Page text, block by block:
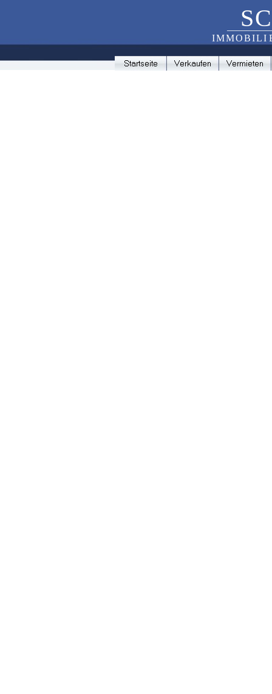
SC
IMMOBILI